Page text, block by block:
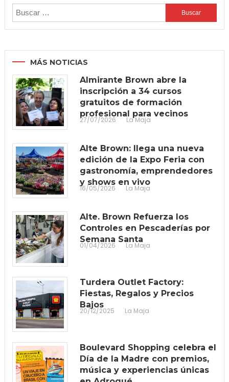
Buscar:
MÁS NOTICIAS
Almirante Brown abre la
inscripción a 34 cursos
gratuitos de formación
profesional para vecinos
27/07/2026 La Maja
Alte Brown: llega una nueva
edición de la Expo Feria con
gastronomía, emprendedores
y shows en vivo
16/05/2026 La Maja
Alte. Brown Refuerza los
Controles en Pescaderías por
Semana Santa
01/04/2026 La Maja
Turdera Outlet Factory:
Fiestas, Regalos y Precios
Bajos
20/12/2025 La Maja
Boulevard Shopping celebra el
Día de la Madre con premios,
música y experiencias únicas